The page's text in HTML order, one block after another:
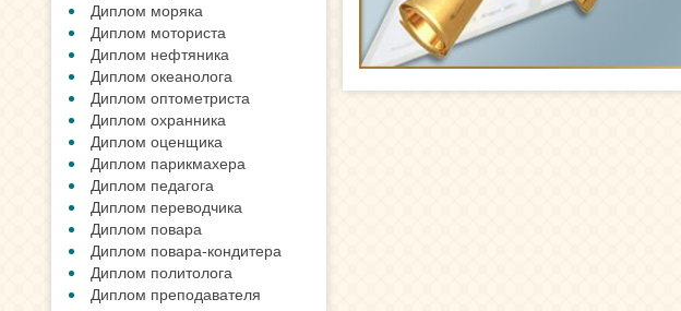
Диплом моряка
Диплом моториста
Диплом нефтяника
Диплом океанолога
Диплом оптометриста
Диплом охранника
Диплом оценщика
Диплом парикмахера
Диплом педагога
Диплом переводчика
Диплом повара
Диплом повара-кондитера
Диплом политолога
Диплом преподавателя